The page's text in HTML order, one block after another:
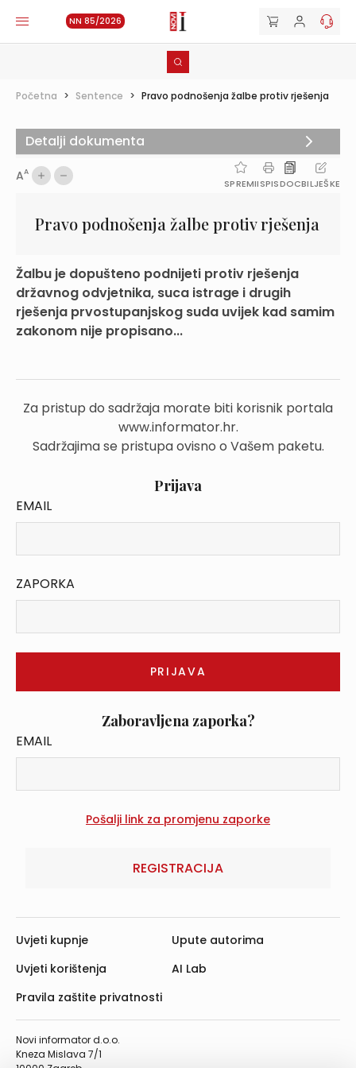
NN 85/2026
Početna > Sentence > Pravo podnošenja žalbe protiv rješenja
AA
SPREMIISPISDOCBILJEŠKE
Pravo podnošenja žalbe protiv rješenja
Žalbu je dopušteno podnijeti protiv rješenja
državnog odvjetnika, suca istrage i drugih
rješenja prvostupanjskog suda uvijek kad samim
zakonom nije propisano...
Za pristup do sadržaja morate biti korisnik portala
www.informator.hr.
Sadržajima se pristupa ovisno o Vašem paketu.
Prijava
EMAIL
ZAPORKA
Zaboravljena zaporka?
EMAIL
REGISTRACIJA
Detalji dokumenta
Novi informator d.o.o.
Kneza Mislava 7/1
Uvjeti kupnje
Uvjeti korištenja
Pravila zaštite privatnosti
Upute autorima
AI Lab